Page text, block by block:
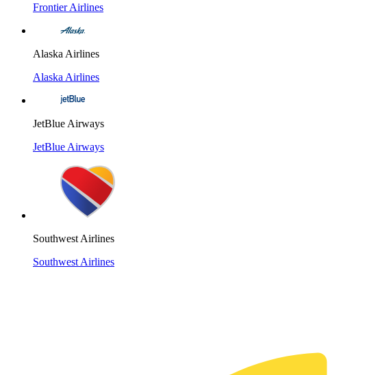
Frontier Airlines
Alaska Airlines
Alaska Airlines
JetBlue Airways
JetBlue Airways
Southwest Airlines
Southwest Airlines